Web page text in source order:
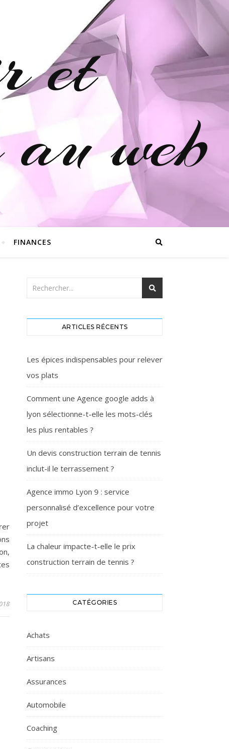
et
web
FINANCES
ARTICLES RÉCENTS
Les épices indispensables pour relever
vos plats
Comment une Agence google adds à
lyon sélectionne-t-elle les mots-clés
les plus rentables ?
Un devis construction terrain de tennis
inclut-il le terrassement ?
Agence immo Lyon 9 : service
personnalisé d’excellence pour votre
projet
La chaleur impacte-t-elle le prix
construction terrain de tennis ?
CATÉGORIES
Achats
Artisans
Assurances
Automobile
Coaching